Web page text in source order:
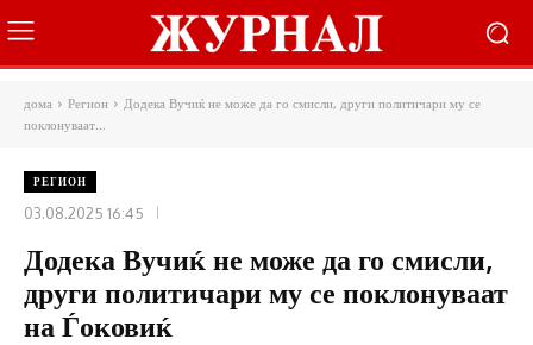
дома Регион
Додека Вучиќ не може да го смисли, други политичари му се
поклонуваат...
РЕГИОН
03.08.2025 16:45
Додека Вучиќ не може да го смисли,
други политичари му се поклонуваат
на Ѓоковиќ